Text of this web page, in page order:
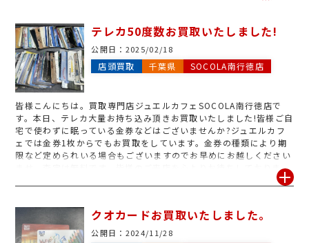
テレカ50度数お買取いたしました!
公開日： 2025/02/18
店頭買取 千葉県 SOCOLA南行徳店
皆様こんにちは。買取専門店ジュエルカフェSOCOLA南行徳店で
す。本日、テレカ大量お持ち込み頂きお買取いたしました!皆様ご自
宅で使わずに眠っている金券などはございませんか?ジュエルカフ
ェでは金券1枚からでもお買取をしています。金券の種類により期
限など定められいる場合もございますのでお早めにお越しください
ませ。査定は無料です。皆様のご来店を心よりお待ちしておりま
クオカードお買取いたしました。
公開日： 2024/11/28